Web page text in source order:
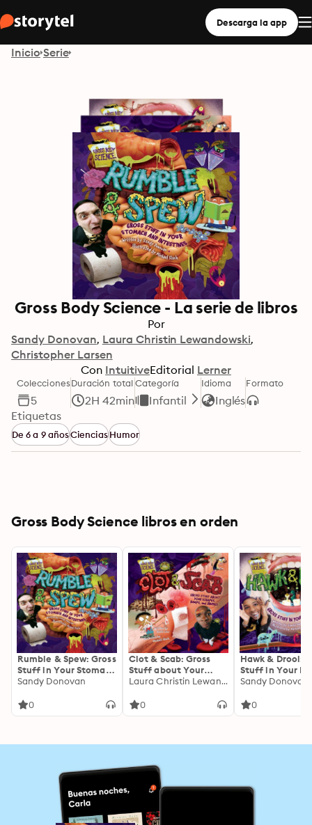
Descarga la app
Inicio Serie
Gross Body Science - La serie de libros
Por
Sandy Donovan Laura Christin Lewandowski
Christopher Larsen
Con IntuitiveEditorial Lerner
Colecciones
5
Duración total
2H 42min
Categoría
Infantil
Idioma
Inglés
Formato
Etiquetas
De 6 a 9 añosCienciasHumor
Gross Body Science libros en orden
Rumble & Spew: Gross
Stuff in Your Stomach
and Intestines
Sandy Donovan
0
Clot & Scab: Gross
Stuff about Your
Scrapes, Bumps, andLaura Christin Lewandowski
0
Hawk & Drool:
Stuff in Your
Sandy Donovan
0